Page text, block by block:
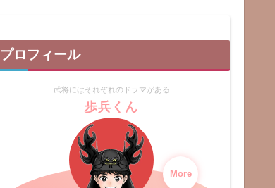
プロフィール
武将にはそれぞれのドラマがある
歩兵くん
More